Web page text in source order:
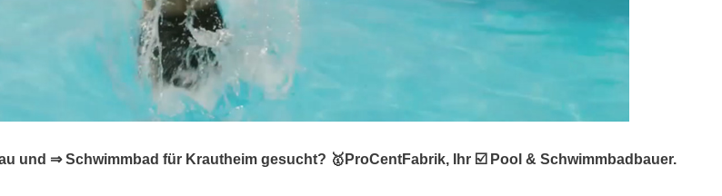
und ⇒ Schwimmbad für Krautheim gesucht? 🥇ProCentFabrik, Ihr ☑️ Pool & Schwimmbadbauer.